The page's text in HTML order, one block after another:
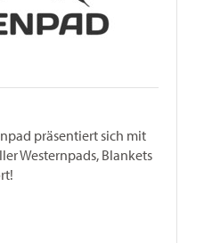
präsentiert sich mit
Westernpads, Blankets